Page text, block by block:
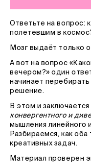
Ответьте на вопрос:
полетевшим в
Мозг выдаёт только
А вот на вопрос
вечером?» один
начинает
решение.
В этом и заключается
конвергентного и
мышления линейного
Разбираемся, как
креативных задач.
Материал проверен